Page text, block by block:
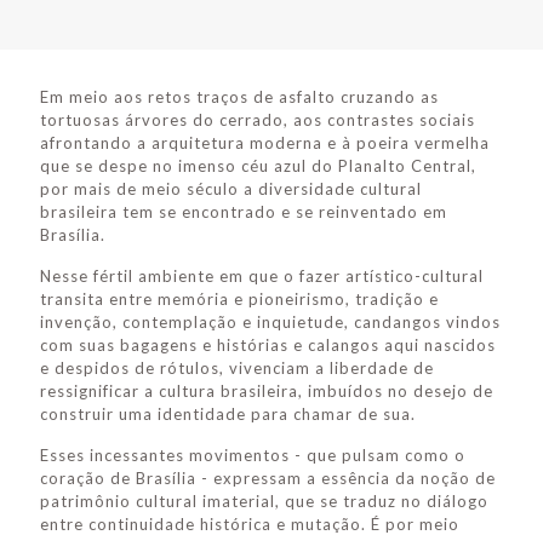
Em meio aos retos traços de asfalto cruzando as
tortuosas árvores do cerrado, aos contrastes sociais
afrontando a arquitetura moderna e à poeira vermelha
que se despe no imenso céu azul do Planalto Central,
por mais de meio século a diversidade cultural
brasileira tem se encontrado e se reinventado em
Brasília.
Nesse fértil ambiente em que o fazer artístico-cultural
transita entre memória e pioneirismo, tradição e
invenção, contemplação e inquietude, candangos vindos
com suas bagagens e histórias e calangos aqui nascidos
e despidos de rótulos, vivenciam a liberdade de
ressignificar a cultura brasileira, imbuídos no desejo de
construir uma identidade para chamar de sua.
Esses incessantes movimentos - que pulsam como o
coração de Brasília - expressam a essência da noção de
patrimônio cultural imaterial, que se traduz no diálogo
entre continuidade histórica e mutação. É por meio